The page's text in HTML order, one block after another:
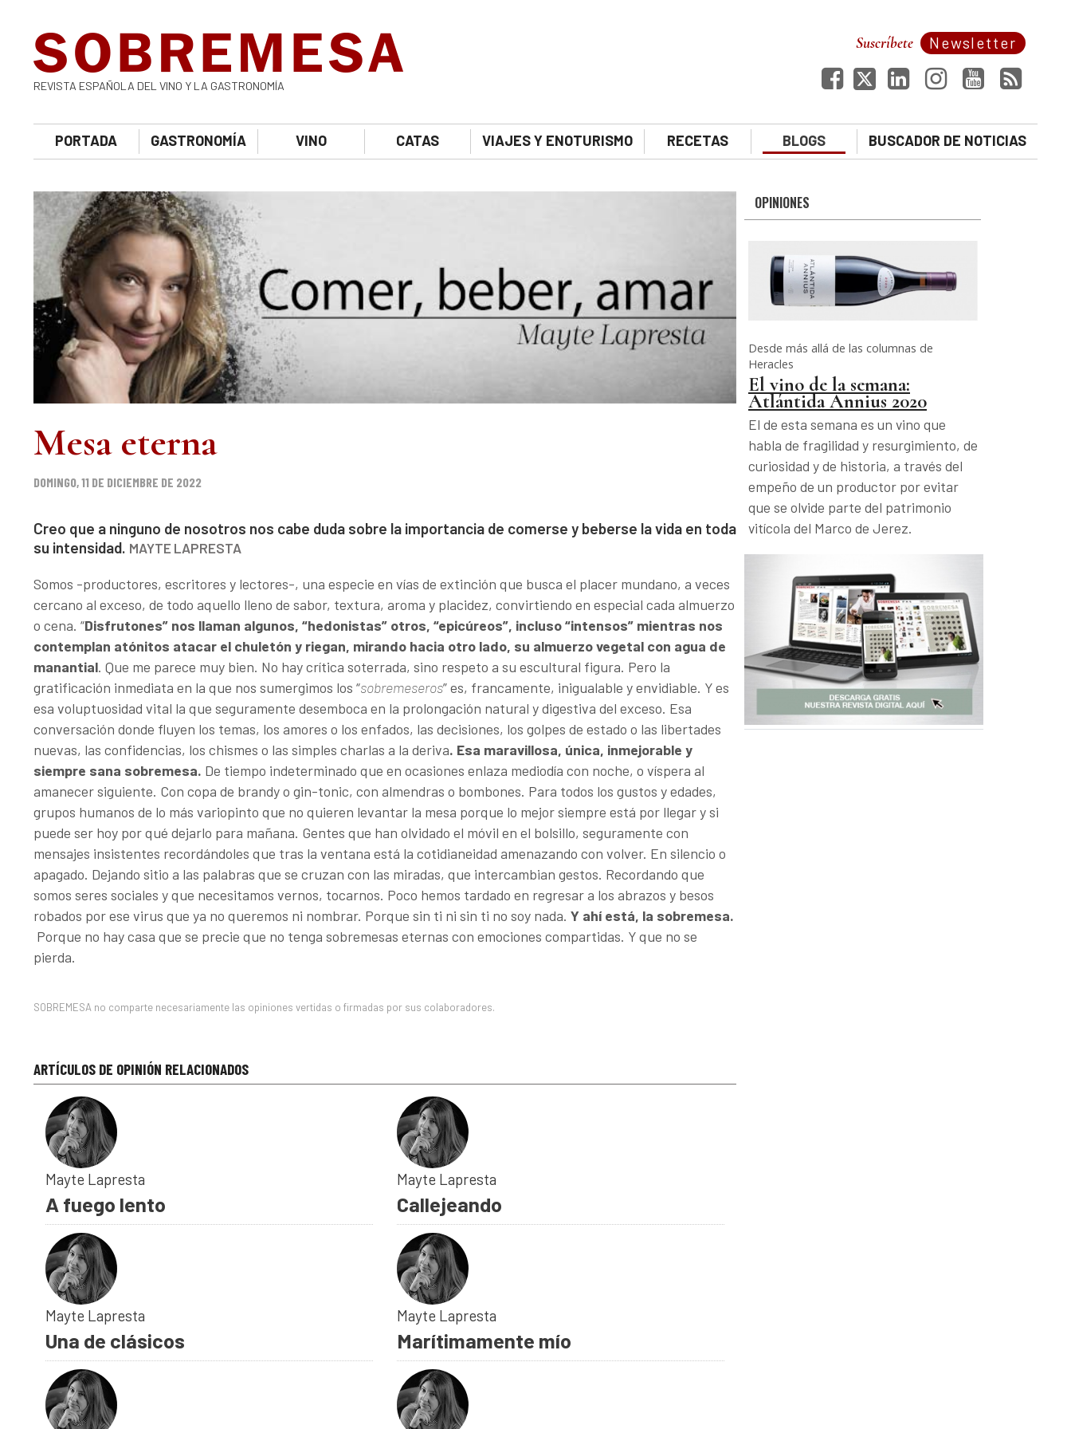
REVISTA ESPAÑOLA DEL VINO Y LA GASTRONOMÍA
Newsletter
Suscríbete
PORTADA GASTRONOMÍA VINO CATAS VIAJES Y ENOTURISMO RECETAS BLOGS BUSCADOR DE NOTICIAS
Mesa eterna
DOMINGO, 11 DE DICIEMBRE DE 2022
Creo que a ninguno de nosotros nos cabe duda sobre la importancia de comerse y beberse la vida en toda
su intensidad. MAYTE LAPRESTA
Somos -productores, escritores y lectores-, una especie en vías de extinción que busca el placer mundano, a veces
cercano al exceso, de todo aquello lleno de sabor, textura, aroma y placidez, convirtiendo en especial cada almuerzo
o cena. “Disfrutones” nos llaman algunos, “hedonistas” otros, “epicúreos”, incluso “intensos” mientras nos
contemplan atónitos atacar el chuletón y riegan, mirando hacia otro lado, su almuerzo vegetal con agua de
manantial. Que me parece muy bien. No hay crítica soterrada, sino respeto a su escultural figura. Pero la
gratificación inmediata en la que nos sumergimos los “sobremeseros” es, francamente, inigualable y envidiable. Y es
esa voluptuosidad vital la que seguramente desemboca en la prolongación natural y digestiva del exceso. Esa
conversación donde fluyen los temas, los amores o los enfados, las decisiones, los golpes de estado o las libertades
nuevas, las confidencias, los chismes o las simples charlas a la deriva. Esa maravillosa, única, inmejorable y
siempre sana sobremesa. De tiempo indeterminado que en ocasiones enlaza mediodía con noche, o víspera al
amanecer siguiente. Con copa de brandy o gin-tonic, con almendras o bombones. Para todos los gustos y edades,
grupos humanos de lo más variopinto que no quieren levantar la mesa porque lo mejor siempre está por llegar y si
puede ser hoy por qué dejarlo para mañana. Gentes que han olvidado el móvil en el bolsillo, seguramente con
mensajes insistentes recordándoles que tras la ventana está la cotidianeidad amenazando con volver. En silencio o
apagado. Dejando sitio a las palabras que se cruzan con las miradas, que intercambian gestos. Recordando que
somos seres sociales y que necesitamos vernos, tocarnos. Poco hemos tardado en regresar a los abrazos y besos
robados por ese virus que ya no queremos ni nombrar. Porque sin ti ni sin ti no soy nada. Y ahí está, la sobremesa.
Porque no hay casa que se precie que no tenga sobremesas eternas con emociones compartidas. Y que no se
pierda.
SOBREMESA no comparte necesariamente las opiniones vertidas o firmadas por sus colaboradores.
ARTÍCULOS DE OPINIÓN RELACIONADOS
Mayte Lapresta
A fuego lento
Mayte Lapresta
Callejeando
Mayte Lapresta
Una de clásicos
Mayte Lapresta
Marítimamente mío
OPINIONES
Desde más allá de las columnas de
Heracles
El vino de la semana:
Atlántida Annius 2020
El de esta semana es un vino que
habla de fragilidad y resurgimiento, de
curiosidad y de historia, a través del
empeño de un productor por evitar
que se olvide parte del patrimonio
vitícola del Marco de Jerez.